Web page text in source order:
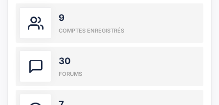
9
COMPTES ENREGISTRÉS
30
FORUMS